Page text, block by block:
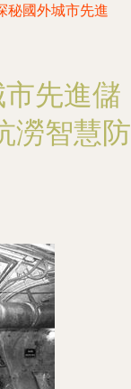
秘國外城市先進
先進儲
澇智慧防